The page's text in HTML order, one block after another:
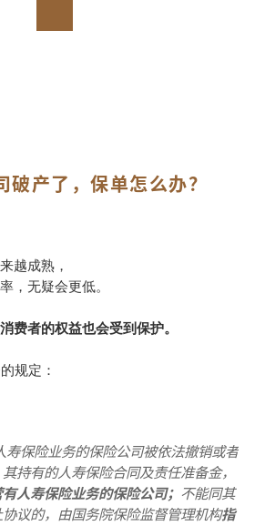
破产了，保单怎么办？
越成熟，
，无疑会更低。
费者的权益也会受到保护。
规定：
寿保险业务的保险公司被依法撤销或者
持有的人寿保险合同及责任准备金，
人寿保险业务的保险公司； 不能同其
议的，由国务院保险监督管理机构指